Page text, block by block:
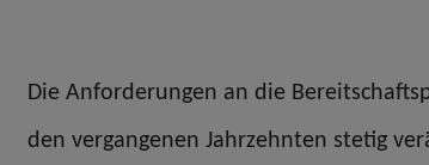
Die Anforderungen an die
den vergangenen Jahrzehnten stetig